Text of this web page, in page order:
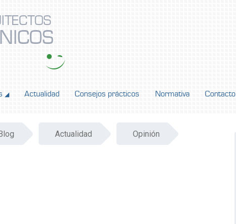
◢ Actualidad Consejos prácticos Normativa Contacto
Actualidad Opinión